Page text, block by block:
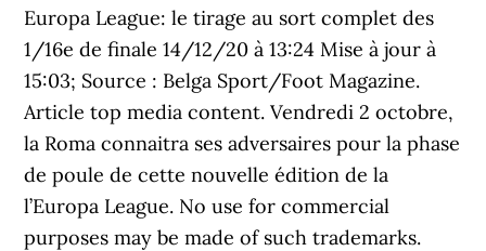
Europa League: le tirage au sort complet des
1/16e de finale 14/12/20 à 13:24 Mise à jour à
15:03; Source : Belga Sport/Foot Magazine.
Article top media content. Vendredi 2 octobre,
la Roma connaitra ses adversaires pour la phase
de poule de cette nouvelle édition de la
l’Europa League. No use for commercial
purposes may be made of such trademarks.